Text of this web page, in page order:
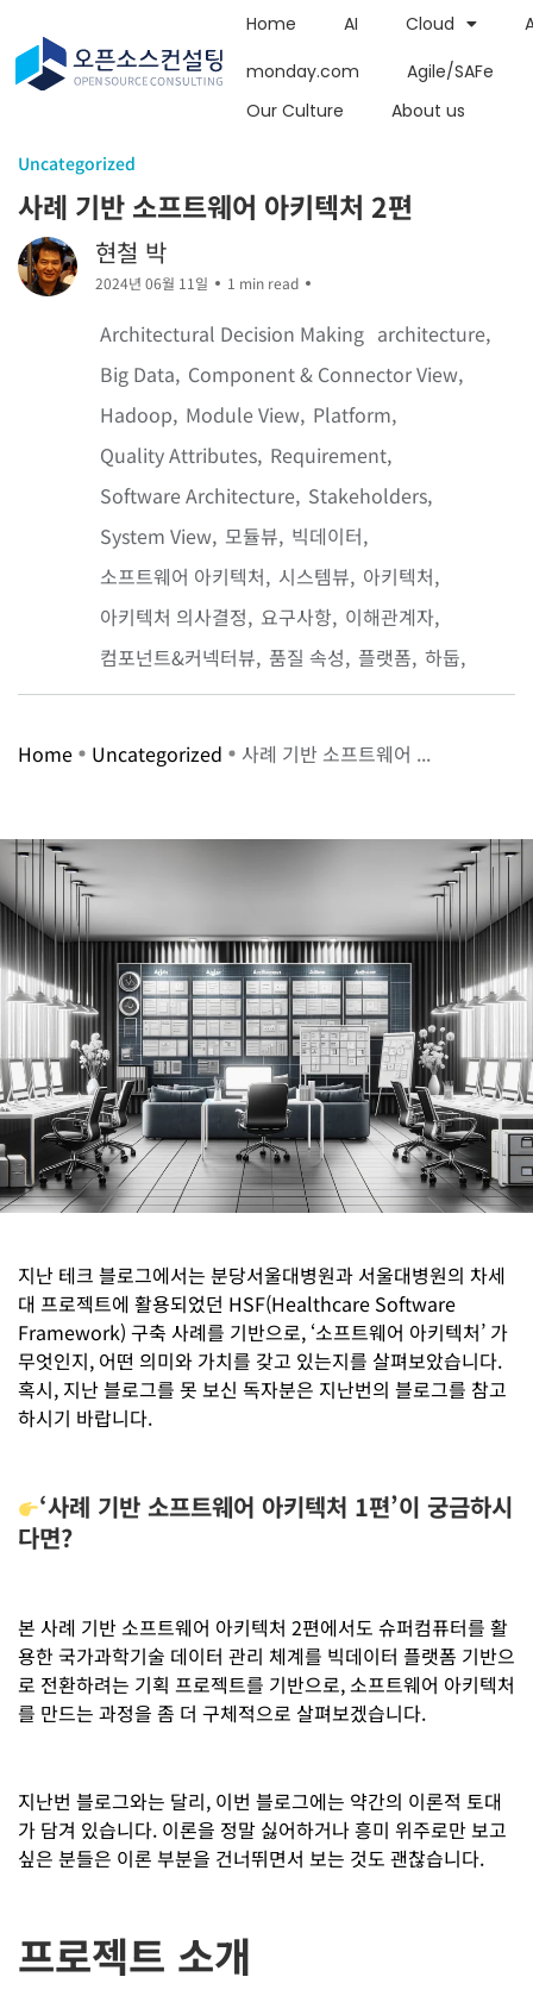
Home AI Cloud
monday.com
Agile/SAFe
Our Culture
About us
Uncategorized
사례 기반 소프트웨어 아키텍처 2편
현철 박
2024년 06월 11일 1 min read
Architectural Decision Making architecture
Big Data Component & Connector View
Hadoop Module View Platform
Quality Attributes Requirement
Software Architecture Stakeholders
System View 모듈뷰 빅데이터
소프트웨어 아키텍처 시스템뷰 아키텍처
아키텍처 의사결정 요구사항 이해관계자
컴포넌트&커넥터뷰 품질 속성 플랫폼 하둡
Home Uncategorized 사례 기반 소프트웨어 ...
지난 테크 블로그에서는 분당서울대병원과 서울대병원의 차세
대 프로젝트에 활용되었던 HSF(Healthcare Software
Framework) 구축 사례를 기반으로, ‘소프트웨어 아키텍처’ 가
무엇인지, 어떤 의미와 가치를 갖고 있는지를 살펴보았습니다.
혹시, 지난 블로그를 못 보신 독자분은 지난번의 블로그를 참고
하시기 바랍니다.
‘사례 기반 소프트웨어 아키텍처 1편’이 궁금하시
다면?
본 사례 기반 소프트웨어 아키텍처 2편에서도 슈퍼컴퓨터를 활
용한 국가과학기술 데이터 관리 체계를 빅데이터 플랫폼 기반으
로 전환하려는 기획 프로젝트를 기반으로, 소프트웨어 아키텍처
를 만드는 과정을 좀 더 구체적으로 살펴보겠습니다.
지난번 블로그와는 달리, 이번 블로그에는 약간의 이론적 토대
가 담겨 있습니다. 이론을 정말 싫어하거나 흥미 위주로만 보고
싶은 분들은 이론 부분을 건너뛰면서 보는 것도 괜찮습니다.
프로젝트 소개